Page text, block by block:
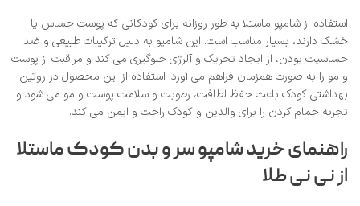
استفاده از شامپو ماستلا به‌ طور روزانه برای کودکانی که پوست حساس یا
خشک دارند، بسیار مناسب است. این شامپو به دلیل ترکیبات طبیعی و ضد
حساسیت بودن، از ایجاد تحریک و آلرژی جلوگیری می‌ کند و مراقبت از پوست
و مو را به‌ صورت همزمان فراهم می‌ آورد. استفاده از این محصول در روتین
بهداشتی کودک باعث حفظ لطافت، رطوبت و سلامت پوست و مو می‌ شود و
تجربه حمام کردن را برای والدین و کودک راحت و ایمن می‌ کند.
راهنمای خرید شامپو سر و بدن کودک ماستلا
از نی‌ نی طلا